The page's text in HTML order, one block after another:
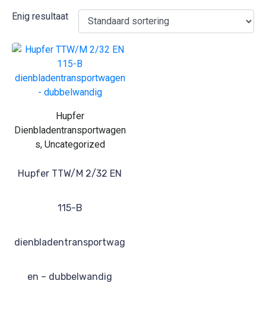
Enig resultaat
Hupfer
Dienbladentransportwagen
s, Uncategorized
Hupfer TTW/M 2/32 EN
115-B
dienbladentransportwag
en – dubbelwandig